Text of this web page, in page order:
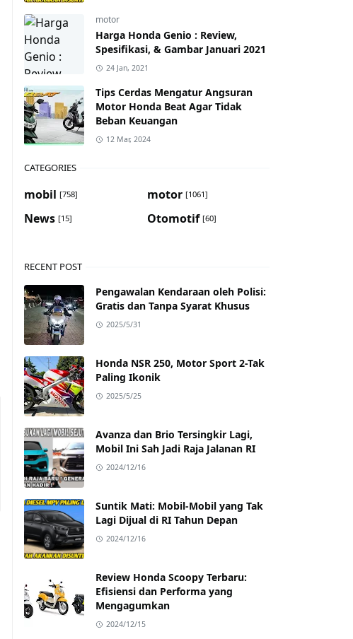
motor
Harga Honda Genio : Review,
Spesifikasi, & Gambar Januari 2021
24 Jan, 2021
Tips Cerdas Mengatur Angsuran
Motor Honda Beat Agar Tidak
Beban Keuangan
12 Mar, 2024
CATEGORIES
mobil [758] motor [1061]
News [15] Otomotif [60]
RECENT POST
Pengawalan Kendaraan oleh Polisi:
Gratis dan Tanpa Syarat Khusus
2025/5/31
Honda NSR 250, Motor Sport 2-Tak
Paling Ikonik
2025/5/25
Avanza dan Brio Tersingkir Lagi,
Mobil Ini Sah Jadi Raja Jalanan RI
2024/12/16
Suntik Mati: Mobil-Mobil yang Tak
Lagi Dijual di RI Tahun Depan
2024/12/16
Review Honda Scoopy Terbaru:
Efisiensi dan Performa yang
Mengagumkan
2024/12/15